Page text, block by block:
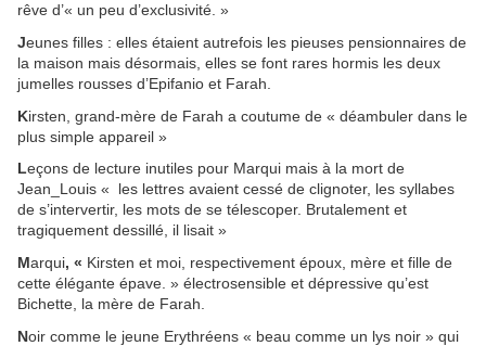
rêve d’« un peu d’exclusivité. »
Jeunes filles : elles étaient autrefois les pieuses pensionnaires de
la maison mais désormais, elles se font rares hormis les deux
jumelles rousses d’Epifanio et Farah.
Kirsten, grand-mère de Farah a coutume de « déambuler dans le
plus simple appareil »
Leçons de lecture inutiles pour Marqui mais à la mort de
Jean_Louis « les lettres avaient cessé de clignoter, les syllabes
de s’intervertir, les mots de se télescoper. Brutalement et
tragiquement dessillé, il lisait »
Marqui, « Kirsten et moi, respectivement époux, mère et fille de
cette élégante épave. » électrosensible et dépressive qu’est
Bichette, la mère de Farah.
Noir comme le jeune Erythréens « beau comme un lys noir » qui